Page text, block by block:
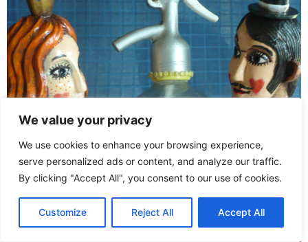
We value your privacy
We use cookies to enhance your browsing experience,
serve personalized ads or content, and analyze our traffic.
By clicking "Accept All", you consent to our use of cookies.
Customize Reject All Accept All